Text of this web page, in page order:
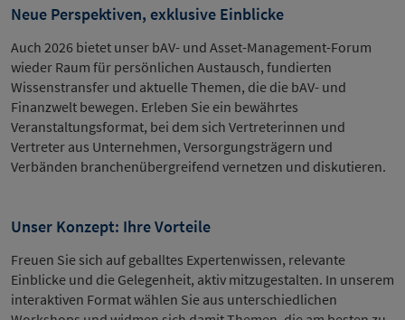
Neue Perspektiven, exklusive Einblicke
Auch 2026 bietet unser bAV- und Asset-Management-Forum
wieder Raum für persönlichen Austausch, fundierten
Wissenstransfer und aktuelle Themen, die die bAV- und
Finanzwelt bewegen. Erleben Sie ein bewährtes
Veranstaltungsformat, bei dem sich Vertreterinnen und
Vertreter aus Unternehmen, Versorgungsträgern und
Verbänden branchenübergreifend vernetzen und diskutieren.
Unser Konzept: Ihre Vorteile
Freuen Sie sich auf geballtes Expertenwissen, relevante
Einblicke und die Gelegenheit, aktiv mitzugestalten. In unserem
interaktiven Format wählen Sie aus unterschiedlichen